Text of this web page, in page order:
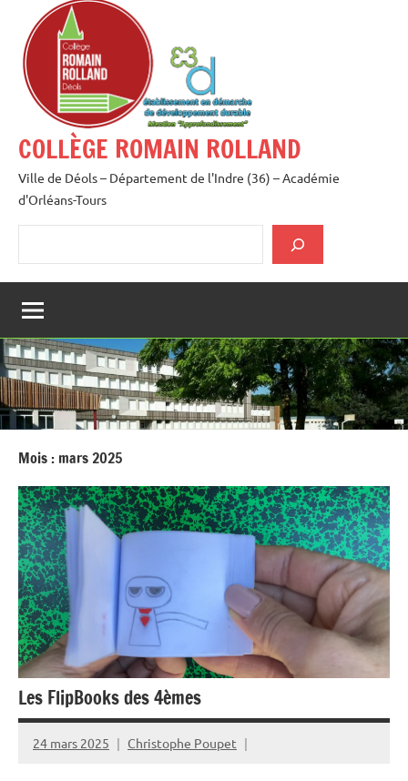
contenu
COLLÈGE ROMAIN ROLLAND
Ville de Déols – Département de l'Indre (36) – Académie
d'Orléans-Tours
Mois : mars 2025
Les FlipBooks des 4èmes
24 mars 2025 Christophe Poupet